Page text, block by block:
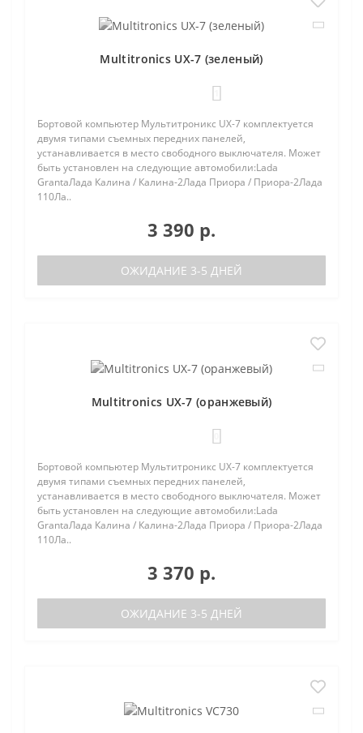
Multitronics UX-7 (зеленый)
Бортовой компьютер Мультитроникс UX-7 комплектуется
двумя типами съемных передних панелей,
устанавливается в место свободного выключателя. Может
быть установлен на следующие автомобили:Lada
GrantaЛада Калина / Калина-2Лада Приора / Приора-2Лада
110Ла..
3 390 р.
ОЖИДАНИЕ 3-5 ДНЕЙ
Multitronics UX-7 (оранжевый)
Бортовой компьютер Мультитроникс UX-7 комплектуется
двумя типами съемных передних панелей,
устанавливается в место свободного выключателя. Может
быть установлен на следующие автомобили:Lada
GrantaЛада Калина / Калина-2Лада Приора / Приора-2Лада
110Ла..
3 370 р.
ОЖИДАНИЕ 3-5 ДНЕЙ